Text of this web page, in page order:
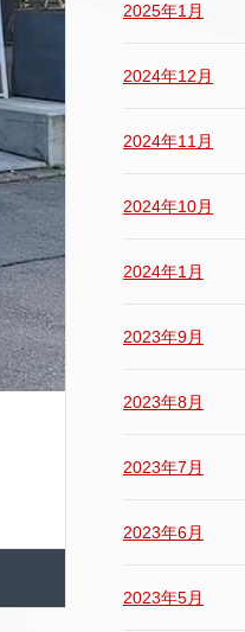
2025年1月
2024年12月
2024年11月
2024年10月
2024年1月
2023年9月
2023年8月
2023年7月
2023年6月
2023年5月